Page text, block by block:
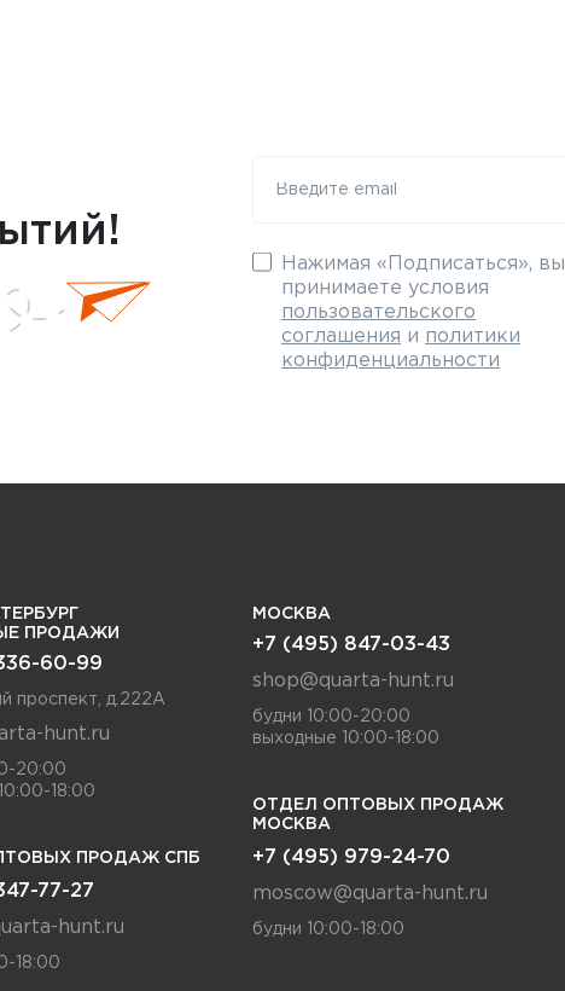
Нажимая «Подписаться», вы
принимаете условия
пользовательского
соглашения и политики
конфиденциальности
ПРОДАЖИ
60-99
проспект, д.222А
hunt.ru
20:00
18:00
ПРОДАЖ СПБ
77-27
hunt.ru
18:00
МОСКВА
+7 (495) 847-03-43
shop@quarta-hunt.ru
будни 10:00-20:00
выходные 10:00-18:00
ОТДЕЛ ОПТОВЫХ ПРОДАЖ
МОСКВА
+7 (495) 979-24-70
moscow@quarta-hunt.ru
будни 10:00-18:00